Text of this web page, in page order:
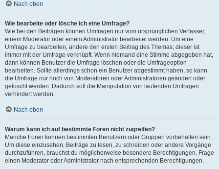
Nach oben
Wie bearbeite oder lösche ich eine Umfrage?
Wie bei den Beiträgen können Umfragen nur vom ursprünglichen Verfasser,
einem Moderator oder einem Administrator bearbeitet werden. Um eine
Umfrage zu bearbeiten, ändere den ersten Beitrag des Themas; dieser ist
immer mit der Umfrage verknüpft. Wenn niemand eine Stimme abgegeben hat,
dann können Benutzer die Umfrage löschen oder die Umfrageoption
bearbeiten. Sollte allerdings schon ein Benutzer abgestimmt haben, so kann
die Umfrage nur noch von Moderatoren oder Administratoren geändert oder
gelöscht werden. Dadurch soll die Manipulation von laufenden Umfragen
verhindert werden.
Nach oben
Warum kann ich auf bestimmte Foren nicht zugreifen?
Manche Foren können bestimmten Benutzern oder Gruppen vorbehalten sein.
Um diese einzusehen, Beiträge zu lesen, zu schreiben oder andere Vorgänge
durchzuführen, brauchst du möglicherweise besondere Berechtigungen. Frage
einen Moderator oder Administrator nach entsprechenden Berechtigungen.